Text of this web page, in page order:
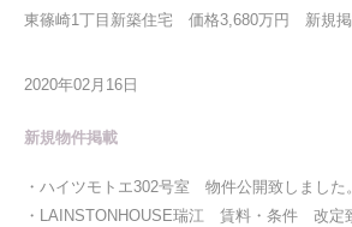
東篠崎1丁目新築住宅 価格3,680万円 新規掲
2020年02月16日
新規物件掲載
・ハイツモトエ302号室 物件公開致しました。
・LAINSTONHOUSE瑞江 賃料・条件 改定